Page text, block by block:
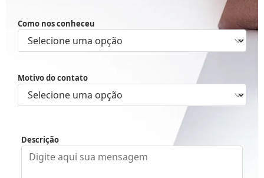
Como nos conheceu
Motivo do contato
Descrição